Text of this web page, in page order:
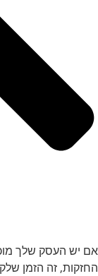
אם יש העסק שלך
החזקות, זה הזמן